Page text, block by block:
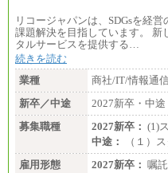
リコージャパンは、SDGsを経
課題解決を目指しています。 新
タルサービスを提供する…
続きを読む
業種
商社/IT/情報通
新卒／中途
2027新卒・中途
募集職種
2027新卒： (1)
中途：
（１）
雇用形態
2027新卒： 嘱